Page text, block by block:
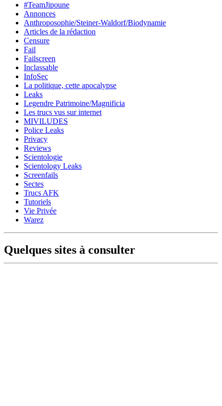
#TeamJipoune
Annonces
Anthroposophie/Steiner-Waldorf/Biodynamie
Articles de la rédaction
Censure
Fail
Failscreen
Inclassable
InfoSec
La politique, cette apocalypse
Leaks
Legendre Patrimoine/Magnificia
Les trucs vus sur internet
MIVILUDES
Police Leaks
Privacy
Reviews
Scientologie
Scientology Leaks
Screenfails
Sectes
Trucs AFK
Tutoriels
Vie Privée
Warez
Quelques sites à consulter